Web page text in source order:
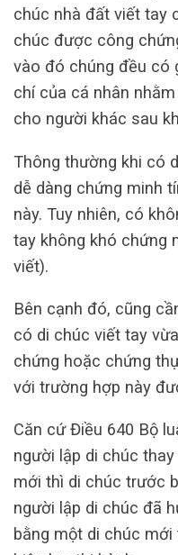
chúc nhà đất viết tay
chúc được công
vào đó chúng đều có
chí của cá nhân
cho người khác sau
Thông thường khi có
dễ dàng chứng minh
này. Tuy nhiên, có
tay không khó chứng
viết).
Bên cạnh đó, cũng
có di chúc viết tay
chứng hoặc chứng
với trường hợp này
Căn cứ Điều 640 Bộ
người lập di chúc
mới thì di chúc trước
người lập di chúc đã
bằng một di chúc